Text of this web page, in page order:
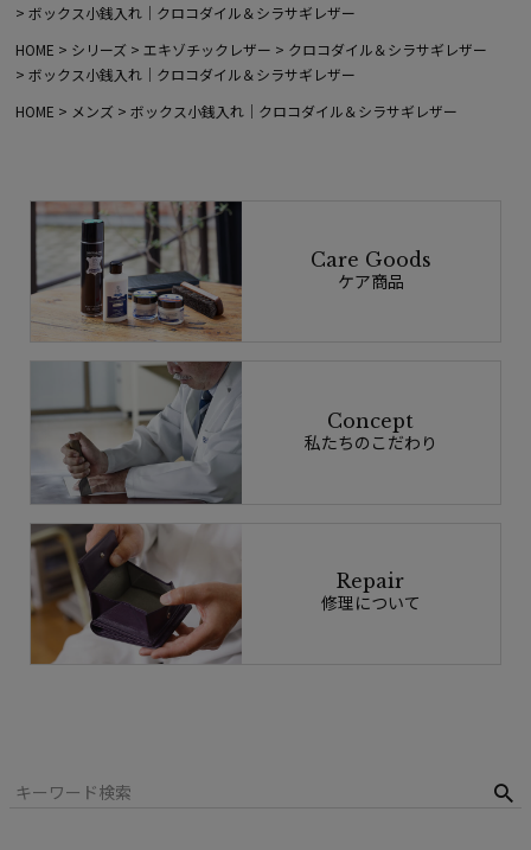
ボックス小銭入れ｜クロコダイル＆シラサギレザー
HOME
シリーズ エキゾチックレザー
クロコダイル＆シラサギレザー
ボックス小銭入れ｜クロコダイル＆シラサギレザー
HOME
メンズ ボックス小銭入れ｜クロコダイル＆シラサギレザー
Care Goods
ケア商品
Concept
私たちのこだわり
Repair
修理について